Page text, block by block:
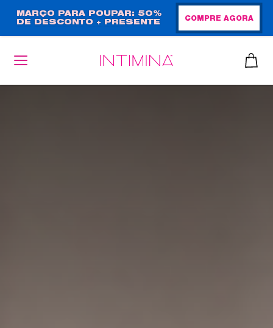
para
o
conteúdo
principal
MARÇO PARA POUPAR: 50%
DE DESCONTO + PRESENTE
COMPRE AGORA